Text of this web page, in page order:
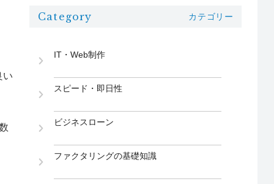
い
Category カテゴリー
IT・Web制作
スピード・即日性
ビジネスローン
ファクタリングの基礎知識